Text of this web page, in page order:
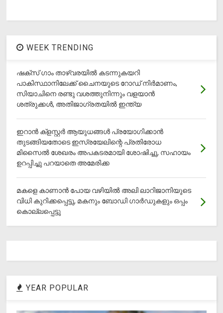
WEEK TRENDING
ഷക്സ് ​ഗാം താഴ്‌വരയിൽ കടന്നുകയറി
പാകിസ്ഥാനിലേക്ക് ചൈനയുടെ റോഡ് നിർമാണം,
സിയാചിനെ രണ്ടു വശത്തുനിന്നും വളയാൻ
ശത്രുക്കൾ, അതിജാ​ഗ്രതയിൽ ഇന്ത്യ
ഇറാന്‍ ക്‌ളസ്റ്റര്‍ ആയുധങ്ങള്‍ പ്രയോഗിക്കാന്‍
തുടങ്ങിയതോടെ ഇസ്രയേലിന്റെ പ്രതിരോധ
മിസൈല്‍ ശേഖരം അപകടരമായി ശോഷിച്ചു, സഹായം
ഉറപ്പിച്ചു പറയാതെ അമേരിക്ക
മകളെ കാണാന്‍ പോയ വഴിയില്‍ അലി ലാറിജാനിയുടെ
വിധി കുറിക്കപ്പെട്ടു, മകനും ബോഡി ഗാര്‍ഡുകളും ഒപ്പം
കൊല്ലപ്പെട്ടു
YEAR POPULAR